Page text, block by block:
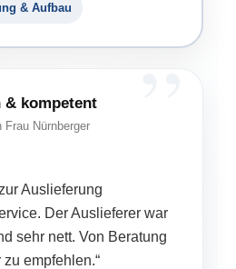
& Aufbau
& kompetent
Frau Nürnberger
Auslieferung
Der Auslieferer war
sehr nett. Von Beratung
empfehlen.“